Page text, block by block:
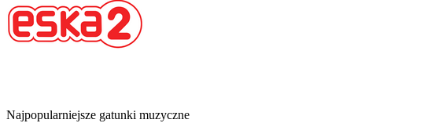
Najpopularniejsze gatunki muzyczne